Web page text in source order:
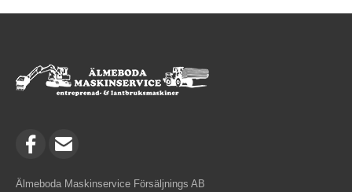
Älmeboda Maskinservice Försäljnings AB